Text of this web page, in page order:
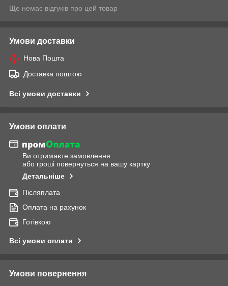
Ще немає відгуків про цей товар
Умови доставки
Нова Пошта
Доставка поштою
Всі умови доставки
Умови оплати
Ви отримаєте замовлення
або гроші повернуться на вашу картку
Детальніше
Післяплата
Оплата на рахунок
Готівкою
Всі умови оплати
Умови повернення